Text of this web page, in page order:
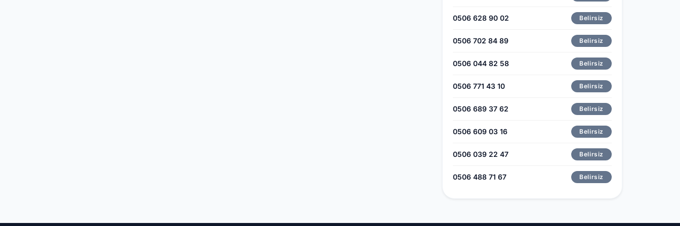
0506 628 90 02 Belirsiz
0506 702 84 89 Belirsiz
0506 044 82 58 Belirsiz
0506 771 43 10 Belirsiz
0506 689 37 62 Belirsiz
0506 609 03 16 Belirsiz
0506 039 22 47 Belirsiz
0506 488 71 67 Belirsiz